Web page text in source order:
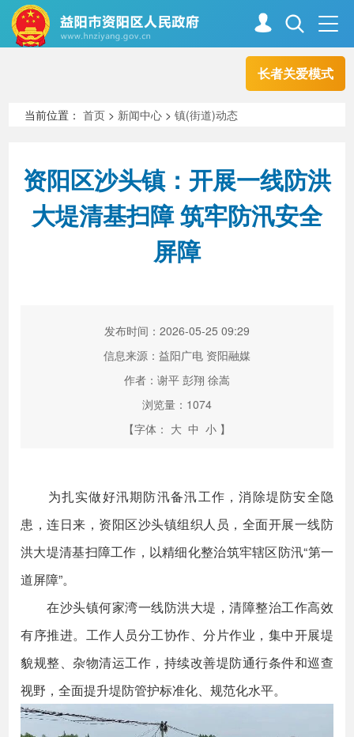
长者关爱模式
走进资阳
新闻中心 解读回应
当前位置：首页 > 新闻中心 >镇(街道)动态
资阳区沙头镇：开展一线防洪
大堤清基扫障 筑牢防汛安全
屏障
发布时间：2026-05-25 09:29
信息来源：益阳广电 资阳融媒
作者：谢平 彭翔 徐嵩
浏览量： 1074
【字体： 大 中 小 】
为扎实做好汛期防汛备汛工作，消除堤防安全隐
患，连日来，资阳区沙头镇组织人员，全面开展一线防
洪大堤清基扫障工作，以精细化整治筑牢辖区防汛“第一
道屏障”。
在沙头镇何家湾一线防洪大堤，清障整治工作高效
有序推进。工作人员分工协作、分片作业，集中开展堤
貌规整、杂物清运工作，持续改善堤防通行条件和巡查
视野，全面提升堤防管护标准化、规范化水平。